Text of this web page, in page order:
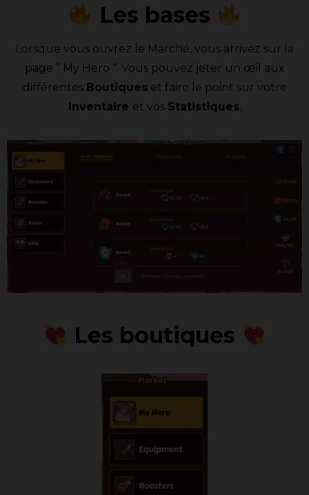
Les bases
Lorsque vous ouvrez le Marché, vous arrivez sur la
page ” My Hero “. Vous pouvez jeter un œil aux
différentes Boutiques et faire le point sur votre
Inventaire et vos Statistiques.
Les boutiques